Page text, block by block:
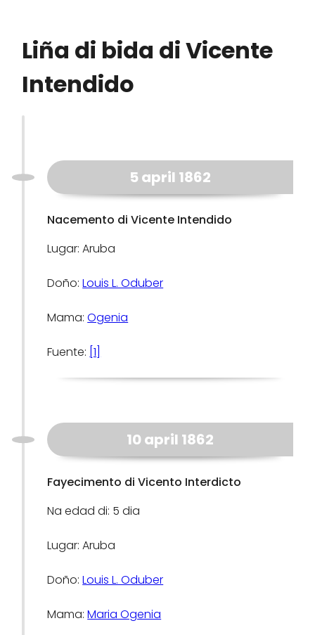
Liña di bida di Vicente
Intendido
5 april 1862
Nacemento di Vicente Intendido
Lugar: Aruba
Doño:Louis L. Oduber
Mama:Ogenia
Fuente: [1]
10 april 1862
Fayecimento di Vicento Interdicto
Na edad di: 5 dia
Lugar: Aruba
Doño:Louis L. Oduber
Mama:Maria Ogenia